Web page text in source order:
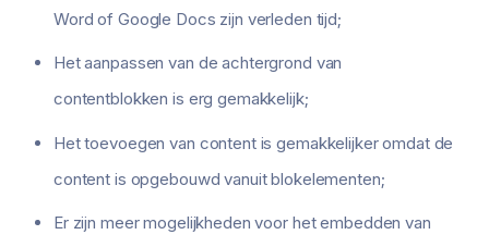
Word of Google Docs zijn verleden tijd;
Het aanpassen van de achtergrond van
contentblokken is erg gemakkelijk;
Het toevoegen van content is gemakkelijker omdat de
content is opgebouwd vanuit blokelementen;
Er zijn meer mogelijkheden voor het embedden van